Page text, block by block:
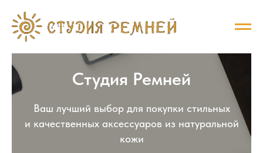
Студия Ремней
Ваш лучший выбор для покупки стильных
и качественных аксессуаров из натуральной
кожи